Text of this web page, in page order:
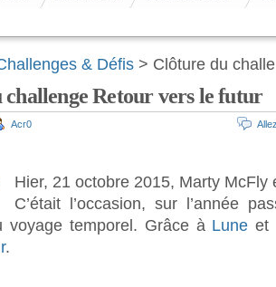
& Défis > Clôture du
Retour vers le futur
Acr0
Hier, 21 octobre 2015, Marty McFly
C’était l’occasion, sur l’année
voyage temporel. Grâce à Lune et
.